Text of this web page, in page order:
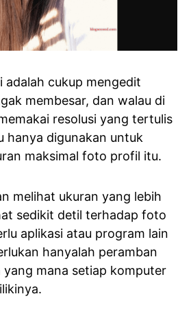
adalah cukup mengedit
membesar, dan walau di
resolusi yang tertulis
hanya digunakan untuk
maksimal foto profil itu.
melihat ukuran yang lebih
sedikit detil terhadap foto
aplikasi atau program lain
hanyalah peramban
yang mana setiap komputer